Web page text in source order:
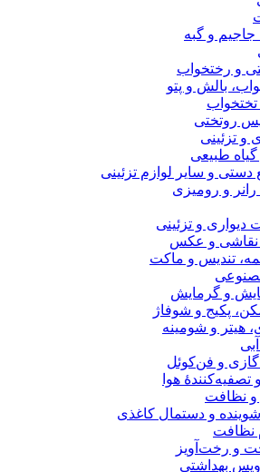
جاجیم و گبه
و رختخواب
بالش و پتو
روتختی
و تزئینی
طبیعی
دستی و سایر لوازم تزئینی
رانر و رومیزی
دیواری و تزئینی
نقاشی و عکس
تندیس و ماکت
و گرمایش
پکیج و شوفاژ
هیتر و شومینه
گازی و فن‌کوئل
تصفیه‌کنندهٔ هوا
نظافت
شوینده و دستمال کاغذی
نظافت
و رخت‌آویز
بهداشتی